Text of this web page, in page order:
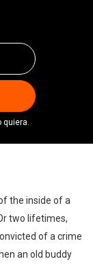
quiera.
the inside of a
two lifetimes,
of a crime
an old buddy